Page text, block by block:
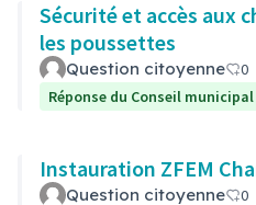
Sécurité et accès aux
les poussettes
Question citoyenne
0
Réponse du Conseil
Instauration ZFEM
Question citoyenne
0